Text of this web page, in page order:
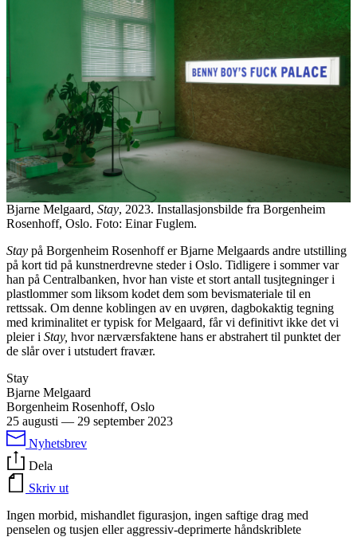
Bjarne Melgaard, Stay, 2023. Installasjonsbilde fra Borgenheim
Rosenhoff, Oslo. Foto: Einar Fuglem.
Stay på Borgenheim Rosenhoff er Bjarne Melgaards andre utstilling
på kort tid på kunstnerdrevne steder i Oslo. Tidligere i sommer var
han på Centralbanken, hvor han viste et stort antall tusjtegninger i
plastlommer som liksom kodet dem som bevismateriale til en
rettssak. Om denne koblingen av en uvøren, dagbokaktig tegning
med kriminalitet er typisk for Melgaard, får vi definitivt ikke det vi
pleier i Stay, hvor nærværsfaktene hans er abstrahert til punktet der
de slår over i utstudert fravær.
Stay
Bjarne Melgaard
Borgenheim Rosenhoff, Oslo
25 augusti — 29 september 2023
Nyhetsbrev
Dela
Skriv ut
Ingen morbid, mishandlet figurasjon, ingen saftige drag med
penselen og tusjen eller aggressiv-deprimerte håndskriblete